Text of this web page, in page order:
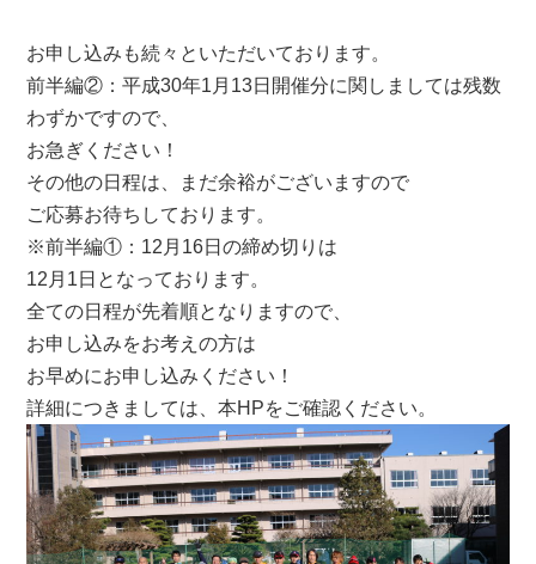
お申し込みも続々といただいております。
前半編②：平成30年1月13日開催分に関しましては残数
わずかですので、
お急ぎください！
その他の日程は、まだ余裕がございますので
ご応募お待ちしております。
※前半編①：12月16日の締め切りは
12月1日となっております。
全ての日程が先着順となりますので、
お申し込みをお考えの方は
お早めにお申し込みください！
詳細につきましては、本HPをご確認ください。